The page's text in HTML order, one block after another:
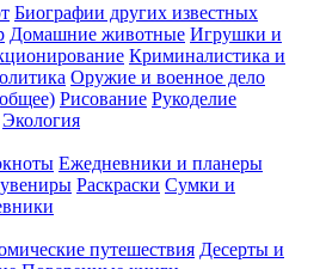
Биографии других известных
Домашние животные Игрушки и
Криминалистика и
Оружие и военное дело
Рисование Рукоделие
Экология
Ежедневники и планеры
Раскраски Сумки и
путешествия Десерты и